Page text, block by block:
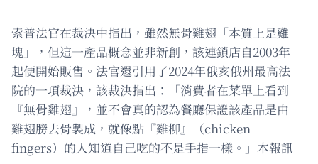
索普法官在裁決中指出，雖然無骨雞翅「本質上是雞
塊」，但這一產品概念並非新創，該連鎖店自2003年
起便開始販售。法官還引用了2024年俄亥俄州最高法
院的一項裁決，該裁決指出：「消費者在菜單上看到
『無骨雞翅』，並不會真的認為餐廳保證該產品是由
雞翅膀去骨製成，就像點『雞柳』（chicken
fingers）的人知道自己吃的不是手指一樣。」本報訊